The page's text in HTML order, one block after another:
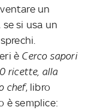
un
si usa un
è Cerco sapori
ricette, alla
chef, libro
è semplice: